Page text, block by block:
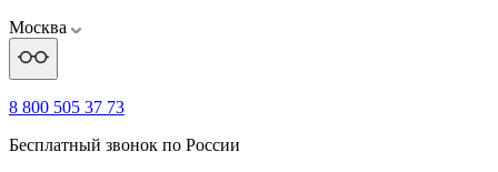
Москва
8 800 505 37 73
Бесплатный звонок по России